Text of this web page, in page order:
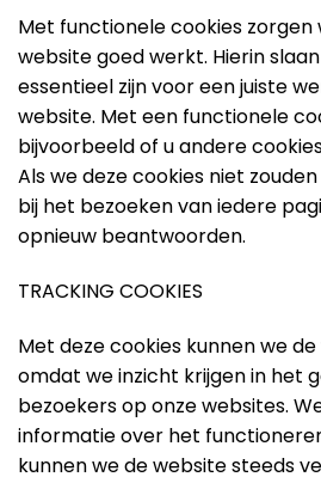
Met functionele cookies zorgen
website goed werkt. Hierin
essentieel zijn voor een juiste
website. Met een functionele
bijvoorbeeld of u andere
Als we deze cookies niet
bij het bezoeken van iedere
opnieuw beantwoorden.
TRACKING COOKIES
Met deze cookies kunnen we
omdat we inzicht krijgen in het
bezoekers op onze websites.
informatie over het
kunnen we de website steeds